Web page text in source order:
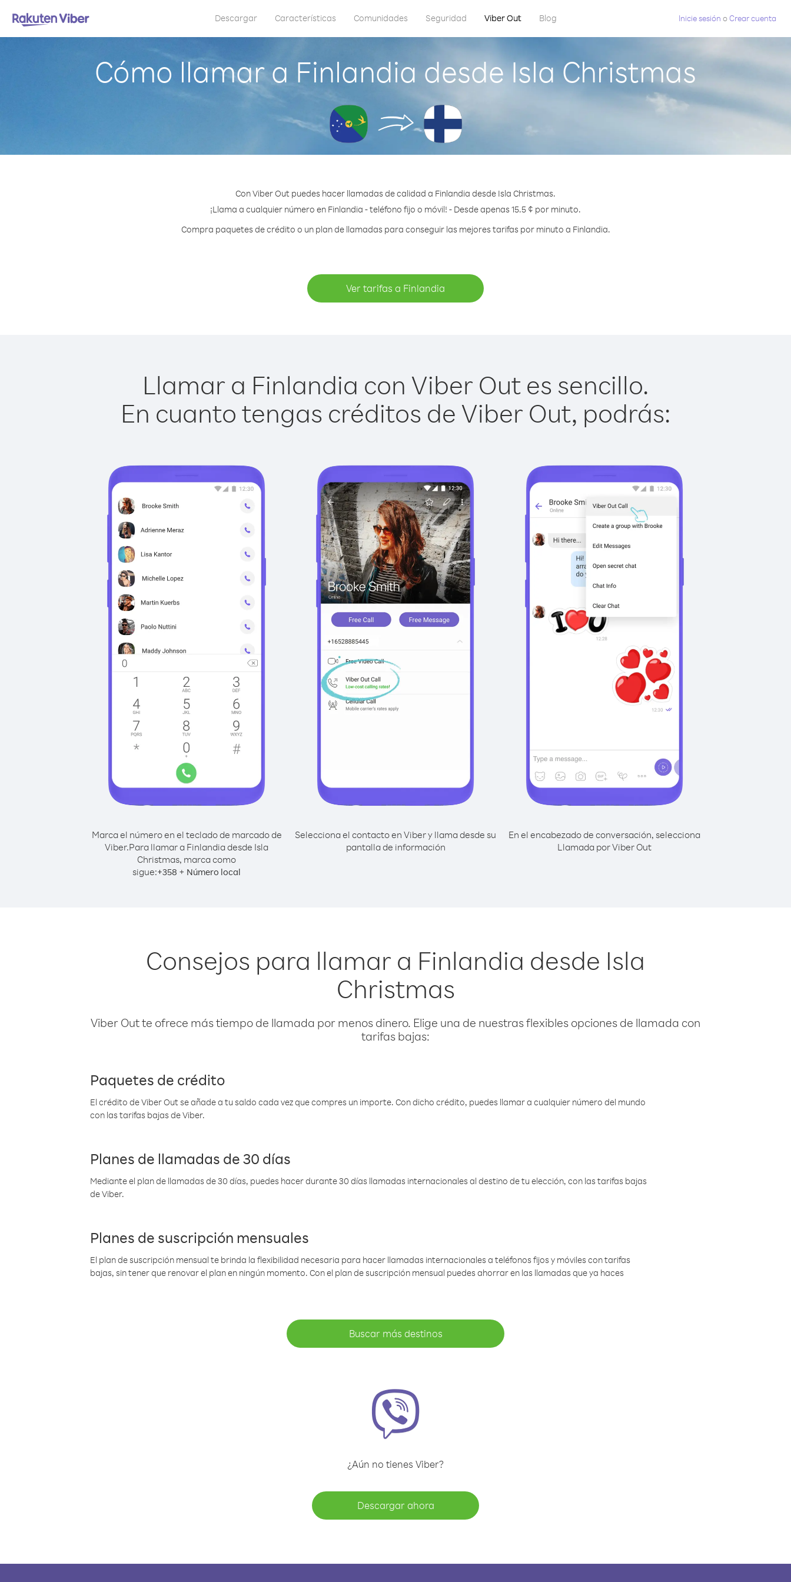
Descargar Características Comunidades Seguridad Viber Out Blog Inicie sesión oCrear cuenta
Cómo llamar a Finlandia desde Isla Christmas
Con Viber Out puedes hacer llamadas de calidad a Finlandia desde Isla Christmas.
¡Llama a cualquier número en Finlandia - teléfono fijo o móvil! - Desde apenas 15.5 ¢ por minuto.
Compra paquetes de crédito o un plan de llamadas para conseguir las mejores tarifas por minuto a Finlandia.
Ver tarifas a Finlandia
Llamar a Finlandia con Viber Out es sencillo.
En cuanto tengas créditos de Viber Out, podrás:
Marca el número en el teclado de marcado de
Viber.Para llamar a Finlandia desde Isla
Christmas, marca como
sigue:+358 + Número local
Selecciona el contacto en Viber y llama desde su
pantalla de información
En el encabezado de conversación, selecciona
Llamada por Viber Out
Consejos para llamar a Finlandia desde Isla
Christmas
Viber Out te ofrece más tiempo de llamada por menos dinero. Elige una de nuestras flexibles opciones de llamada con
tarifas bajas:
Paquetes de crédito
El crédito de Viber Out se añade a tu saldo cada vez que compres un importe. Con dicho crédito, puedes llamar a cualquier número del mundo
con las tarifas bajas de Viber.
Planes de llamadas de 30 días
Mediante el plan de llamadas de 30 días, puedes hacer durante 30 días llamadas internacionales al destino de tu elección, con las tarifas bajas
de Viber.
Planes de suscripción mensuales
El plan de suscripción mensual te brinda la flexibilidad necesaria para hacer llamadas internacionales a teléfonos fijos y móviles con tarifas
bajas, sin tener que renovar el plan en ningún momento. Con el plan de suscripción mensual puedes ahorrar en las llamadas que ya haces
Buscar más destinos
¿Aún no tienes Viber?
Descargar ahora